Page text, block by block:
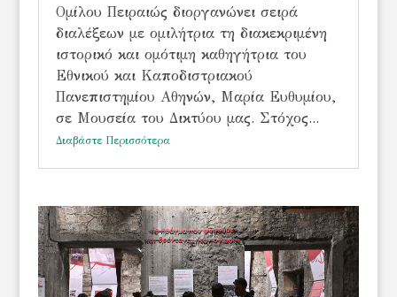
Ομίλου Πειραιώς διοργανώνει σειρά
διαλέξεων με ομιλήτρια τη διακεκριμένη
ιστορικό και ομότιμη καθηγήτρια του
Εθνικού και Καποδιστριακού
Πανεπιστημίου Αθηνών, Μαρία Ευθυμίου,
σε Μουσεία του Δικτύου μας. Στόχος...
Διαβάστε Περισσότερα